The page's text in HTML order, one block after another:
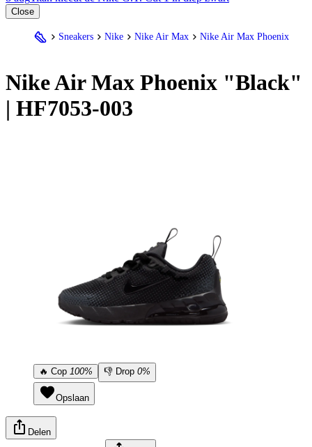
Close
Sneakers Nike Nike Air Max Nike Air Max Phoenix
NikeAir Max Phoenix "Black"
| HF7053-003
🔥 Cop 100% 👎 Drop 0%
Opslaan
Delen